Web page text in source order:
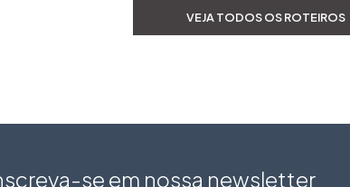
VEJA TODOS OS ROTEIROS
se em nossa newsletter